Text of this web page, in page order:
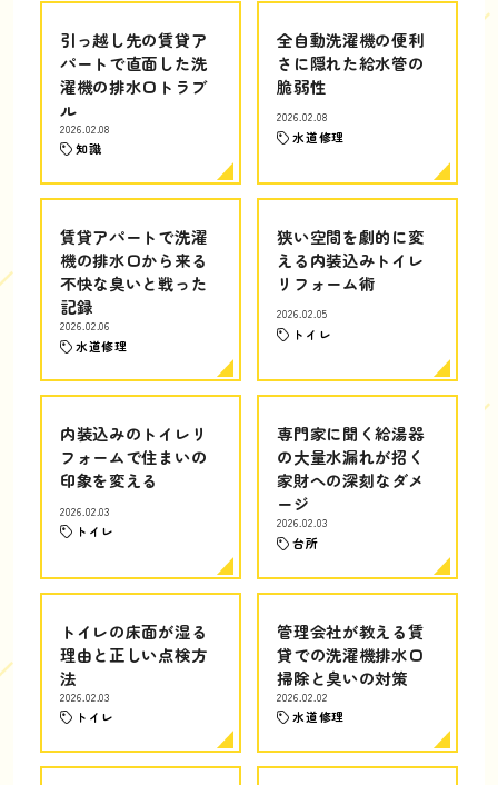
引っ越し先の賃貸ア
パートで直面した洗
濯機の排水口トラブ
ル
2026.02.08
知識
全自動洗濯機の便利
さに隠れた給水管の
脆弱性
2026.02.08
水道修理
賃貸アパートで洗濯
機の排水口から来る
不快な臭いと戦った
記録
2026.02.06
水道修理
狭い空間を劇的に変
える内装込みトイレ
リフォーム術
2026.02.05
トイレ
内装込みのトイレリ
フォームで住まいの
印象を変える
2026.02.03
トイレ
専門家に聞く給湯器
の大量水漏れが招く
家財への深刻なダメ
ージ
2026.02.03
台所
トイレの床面が湿る
理由と正しい点検方
法
2026.02.03
トイレ
管理会社が教える賃
貸での洗濯機排水口
掃除と臭いの対策
2026.02.02
水道修理